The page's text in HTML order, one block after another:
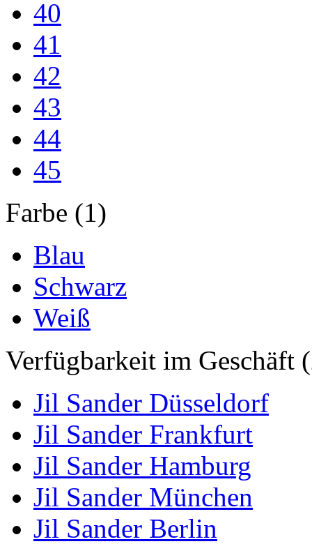
40
41
42
43
44
45
Farbe (1)
Blau
Schwarz
Weiß
Verfügbarkeit im Geschäft
Jil Sander Düsseldorf
Jil Sander Frankfurt
Jil Sander Hamburg
Jil Sander München
Jil Sander Berlin